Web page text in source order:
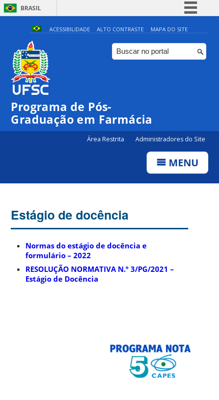
BRASIL
Simplifique!
Comunica BR
Participe
ACESSIBILIDADE ALTO CONTRASTE MAPA DO SITE
Programa de Pós-
Graduação em Farmácia
Área Restrita Administradores do Site
MENU
Estágio de docência
Normas do estágio de docência e
formulário – 2022
RESOLUÇÃO NORMATIVA N.º 3/PG/2021 –
Estágio de Docência